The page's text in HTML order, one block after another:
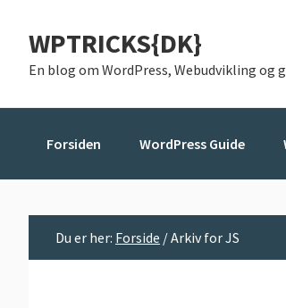
direkte
indhold
direkte
WPTRICKS{DK}
En blog om WordPress, Webudvikling og
Forsiden WordPress Guide
Du er her: Forside /Arkiv for JS